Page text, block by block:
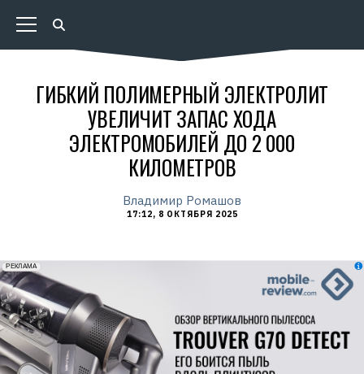
ГИБКИЙ ПОЛИМЕРНЫЙ ЭЛЕКТРОЛИТ
УВЕЛИЧИТ ЗАПАС ХОДА
ЭЛЕКТРОМОБИЛЕЙ ДО 2 000
КИЛОМЕТРОВ
Владимир Ромашов
17:12, 8 ОКТЯБРЯ 2025
erid: 2VfnxxmNzs5
РЕКЛАМА